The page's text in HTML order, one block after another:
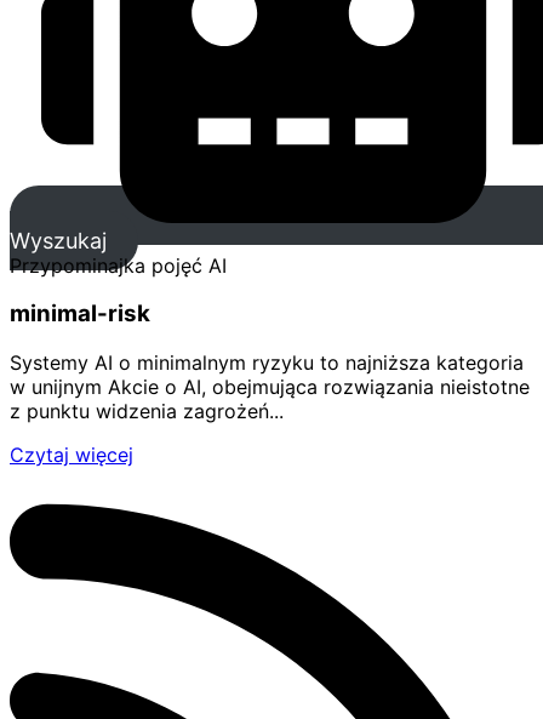
Wyszukaj
Przypominajka pojęć AI
minimal-risk
Systemy AI o minimalnym ryzyku to najniższa kategoria
w unijnym Akcie o AI, obejmująca rozwiązania nieistotne
z punktu widzenia zagrożeń...
Czytaj więcej